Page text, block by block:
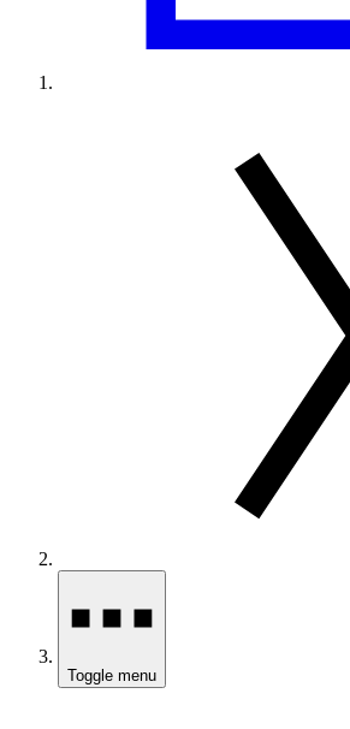
Toggle menu